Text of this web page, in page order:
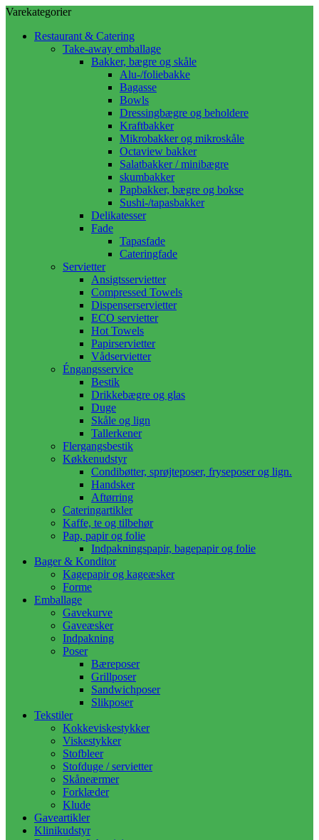
Varekategorier
Restaurant & Catering
Take-away emballage
Bakker, bægre og skåle
Alu-/foliebakke
Bagasse
Bowls
Dressingbægre og beholdere
Kraftbakker
Mikrobakker og mikroskåle
Octaview bakker
Salatbakker / minibægre
skumbakker
Papbakker, bægre og bokse
Sushi-/tapasbakker
Delikatesser
Fade
Tapasfade
Cateringfade
Servietter
Ansigtsservietter
Compressed Towels
Dispenserservietter
ECO servietter
Hot Towels
Papirservietter
Vådservietter
Éngangsservice
Bestik
Drikkebægre og glas
Duge
Skåle og lign
Tallerkener
Flergangsbestik
Køkkenudstyr
Condibøtter, sprøjteposer, fryseposer og lign.
Handsker
Aftørring
Cateringartikler
Kaffe, te og tilbehør
Pap, papir og folie
Indpakningspapir, bagepapir og folie
Bager & Konditor
Kagepapir og kageæsker
Forme
Emballage
Gavekurve
Gaveæsker
Indpakning
Poser
Bæreposer
Grillposer
Sandwichposer
Slikposer
Tekstiler
Kokkeviskestykker
Viskestykker
Stofbleer
Stofduge / servietter
Skåneærmer
Forklæder
Klude
Gaveartikler
Klinikudstyr